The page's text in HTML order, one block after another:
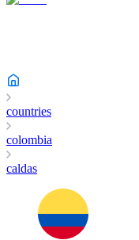
countries
colombia
caldas